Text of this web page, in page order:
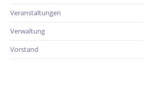
Veranstaltungen
Verwaltung
Vorstand